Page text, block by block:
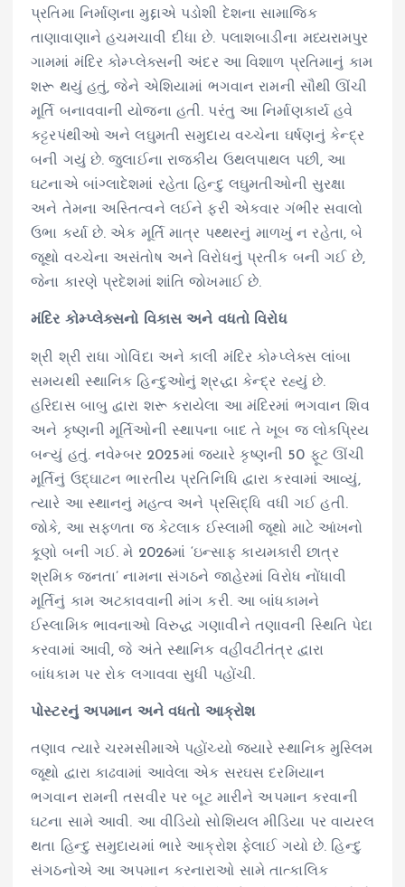
પ્રતિમા નિર્માણના મુદ્દાએ પડોશી દેશના સામાજિક
તાણાવાણાને હચમચાવી દીધા છે. પલાશબાડીના મધ્યરામપુર
ગામમાં મંદિર કોમ્પ્લેક્સની અંદર આ વિશાળ પ્રતિમાનું કામ
શરૂ થયું હતું, જેને એશિયામાં ભગવાન રામની સૌથી ઊંચી
મૂર્તિ બનાવવાની યોજના હતી. પરંતુ આ નિર્માણકાર્ય હવે
કટ્ટરપંથીઓ અને લઘુમતી સમુદાય વચ્ચેના ઘર્ષણનું કેન્દ્ર
બની ગયું છે. જુલાઈના રાજકીય ઉથલપાથલ પછી, આ
ઘટનાએ બાંગ્લાદેશમાં રહેતા હિન્દુ લઘુમતીઓની સુરક્ષા
અને તેમના અસ્તિત્વને લઈને ફરી એકવાર ગંભીર સવાલો
ઉભા કર્યા છે. એક મૂર્તિ માત્ર પથ્થરનું માળખું ન રહેતા, બે
જૂથો વચ્ચેના અસંતોષ અને વિરોધનું પ્રતીક બની ગઈ છે,
જેના કારણે પ્રદેશમાં શાંતિ જોખમાઈ છે.
મંદિર કોમ્પ્લેક્સનો વિકાસ અને વધતો વિરોધ
શ્રી શ્રી રાધા ગોવિંદા અને કાલી મંદિર કોમ્પ્લેક્સ લાંબા
સમયથી સ્થાનિક હિન્દુઓનું શ્રદ્ધા કેન્દ્ર રહ્યું છે.
હરિદાસ બાબુ દ્વારા શરૂ કરાયેલા આ મંદિરમાં ભગવાન શિવ
અને કૃષ્ણની મૂર્તિઓની સ્થાપના બાદ તે ખૂબ જ લોકપ્રિય
બન્યું હતું. નવેમ્બર 2025માં જ્યારે કૃષ્ણની 50 ફૂટ ઊંચી
મૂર્તિનું ઉદ્ઘાટન ભારતીય પ્રતિનિધિ દ્વારા કરવામાં આવ્યું,
ત્યારે આ સ્થાનનું મહત્વ અને પ્રસિદ્ધિ વધી ગઈ હતી.
જોકે, આ સફળતા જ કેટલાક ઈસ્લામી જૂથો માટે આંખનો
કૂણો બની ગઈ. મે 2026માં ‘ઇન્સાફ કાયમકારી છાત્ર
શ્રમિક જનતા’ નામના સંગઠને જાહેરમાં વિરોધ નોંધાવી
મૂર્તિનું કામ અટકાવવાની માંગ કરી. આ બાંધકામને
ઈસ્લામિક ભાવનાઓ વિરુદ્ધ ગણાવીને તણાવની સ્થિતિ પેદા
કરવામાં આવી, જે અંતે સ્થાનિક વહીવટીતંત્ર દ્વારા
બાંધકામ પર રોક લગાવવા સુધી પહોંચી.
પોસ્ટરનું અપમાન અને વધતો આક્રોશ
તણાવ ત્યારે ચરમસીમાએ પહોંચ્યો જ્યારે સ્થાનિક મુસ્લિમ
જૂથો દ્વારા કાઢવામાં આવેલા એક સરઘસ દરમિયાન
ભગવાન રામની તસવીર પર બૂટ મારીને અપમાન કરવાની
ઘટના સામે આવી. આ વીડિયો સોશિયલ મીડિયા પર વાયરલ
થતા હિન્દુ સમુદાયમાં ભારે આક્રોશ ફેલાઈ ગયો છે. હિન્દુ
સંગઠનોએ આ અપમાન કરનારાઓ સામે તાત્કાલિક